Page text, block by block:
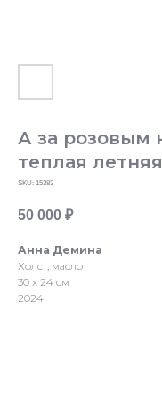
А за розовым
теплая
SKU: 15383
50 000 ₽
Анна Демина
Холст, масло
30 х 24 см
2024